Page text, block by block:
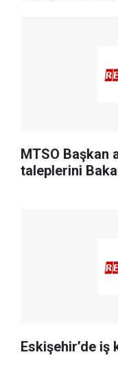
MTSO Başkan
taleplerini
Eskişehir’de iş